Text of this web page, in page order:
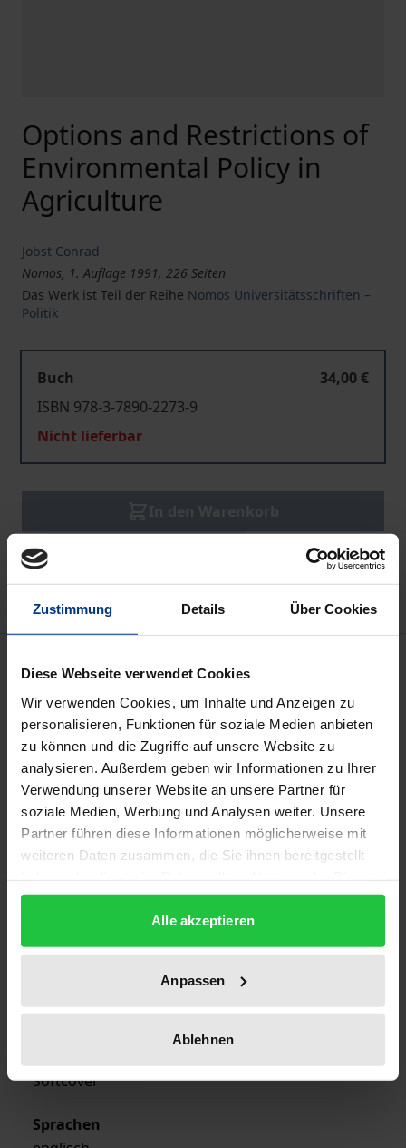
Zustimmung Details Über Cookies
Diese Webseite verwendet Cookies
Wir verwenden Cookies, um Inhalte und Anzeigen zu
personalisieren, Funktionen für soziale Medien anbieten
zu können und die Zugriffe auf unsere Website zu
analysieren. Außerdem geben wir Informationen zu Ihrer
Verwendung unserer Website an unsere Partner für
soziale Medien, Werbung und Analysen weiter. Unsere
Partner führen diese Informationen möglicherweise mit
weiteren Daten zusammen, die Sie ihnen bereitgestellt
gesammelt haben.
Alle akzeptieren
Anpassen
Ablehnen
Options and Restrictions of
Environmental Policy in
Agriculture
Jobst Conrad
Nomos, 1. Auflage 1991, 226 Seiten
Das Werk ist Teil der Reihe Nomos Universitätsschriften –
Politik
Buch
34,00 €
ISBN 978-3-7890-2273-9
Nicht lieferbar
Hinweise zu Versandkosten
Auflage
1
ISBN
978-3-7890-2273-9
Erscheinungsdatum
Erscheinungsjahr
1991
Nomos
Softcover
Sprachen